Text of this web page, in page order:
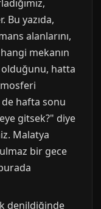
yazıda,
alanlarını,
mekanın
hatta
de hafta sonu
gitsek?" diye
Malatya
bir gece
denildiğinde